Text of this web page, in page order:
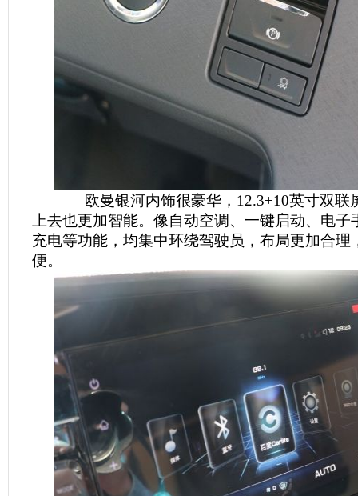
欧曼银河内饰很豪华，12.3+10英寸双联
上去也更加智能。像自动空调、一键启动、电子
充电等功能，均集中环绕驾驶员，布局更加合理
便。